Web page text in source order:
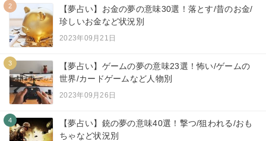
2
【夢占い】お金の夢の意味30選！落とす/昔のお金/
珍しいお金など状況別
2023年09月21日
3
【夢占い】ゲームの夢の意味23選！怖い/ゲームの
世界/カードゲームなど人物別
2023年09月26日
4
【夢占い】銃の夢の意味40選！撃つ/狙われる/おも
ちゃなど状況別